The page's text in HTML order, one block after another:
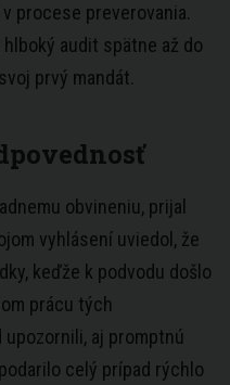
procese preverovania.
audit spätne až do
prvý mandát.
obvineniu, prijal
vyhlásení uviedol, že
keďže k podvodu došlo
prácu tých
aj promptnú
celý prípad rýchlo